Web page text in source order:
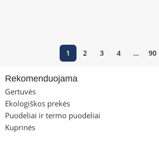
1 2 3 4 … 90
Rekomenduojama
Gertuvės
Ekologiškos prekės
Puodeliai ir termo puodeliai
Kuprinės